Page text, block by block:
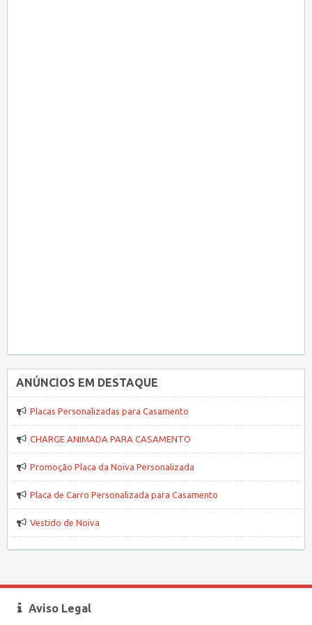
ANÚNCIOS EM DESTAQUE
Placas Personalizadas para Casamento
CHARGE ANIMADA PARA CASAMENTO
Promoção Placa da Noiva Personalizada
Placa de Carro Personalizada para Casamento
Vestido de Noiva
Aviso Legal